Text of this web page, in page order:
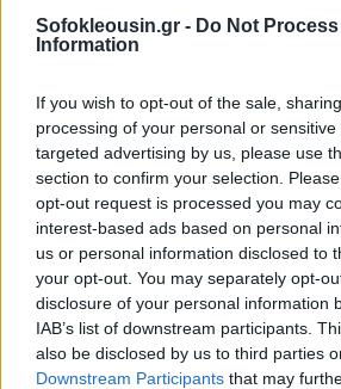
Sofokleousin.gr - Do Not
Information
If you wish to opt-out of the sale,
processing of your personal or
targeted advertising by us, please use
section to confirm your selection.
opt-out request is processed you may
interest-based ads based on personal
us or personal information disclosed to
your opt-out. You may separately opt-
disclosure of your personal information
IAB’s list of downstream participants.
also be disclosed by us to third parties
Downstream Participants that may
υπνική άπνοια (εφόσον δεν
αίτιο εμφάνισής τους).
Trackers ύπνου: Αυτές οι
όλα τα trackers, έδωσαν στους
πληροφορίες για την υγεία
υπάρχουν ενσωματωμένα σε
τοποθετούνται κάτω από τα
Παρακολουθούν τα διάφορα
παρέχουν πληροφορίες για το
την ποιότητα του ύπνου σας.